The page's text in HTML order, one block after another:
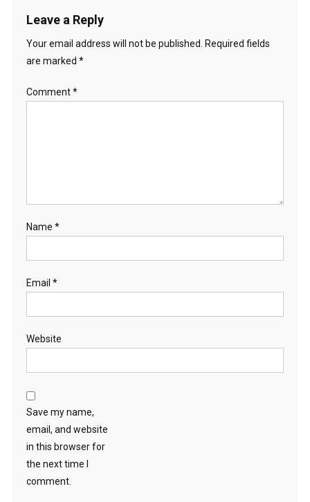
Leave a Reply
Your email address will not be published. Required fields
are marked *
Comment*
Name *
Email *
Website
Save my name,
email, and website
in this browser for
the next time I
comment.